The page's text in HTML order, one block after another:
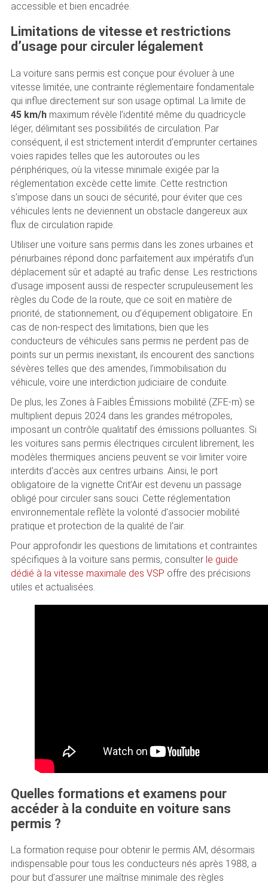
accessible et bien encadrée.
Limitations de vitesse et restrictions
d’usage pour circuler légalement
La voiture sans permis est conçue pour évoluer à une
vitesse limitée, une contrainte réglementaire fondamentale
qui influe directement sur son usage optimal. La limite de
45 km/hmaximum révèle l’identité même du quadricycle
léger, délimitant ses possibilités de circulation. Par
conséquent, il est strictement interdit d’emprunter certaines
voies rapides telles que les autoroutes ou les
périphériques, où la vitesse minimale exigée par la
réglementation excède cette limite. Cette restriction
s’impose dans un souci de sécurité, pour éviter que ces
véhicules lents ne deviennent un obstacle dangereux aux
flux de circulation rapide.
Utiliser une voiture sans permis dans les zones urbaines et
périurbaines répond donc parfaitement aux impératifs d’un
déplacement sûr et adapté au trafic dense. Les restrictions
d’usage imposent aussi de respecter scrupuleusement les
règles du Code de la route, que ce soit en matière de
priorité, de stationnement, ou d’équipement obligatoire. En
cas de non-respect des limitations, bien que les
conducteurs de véhicules sans permis ne perdent pas de
points sur un permis inexistant, ils encourent des sanctions
sévères telles que des amendes, l’immobilisation du
véhicule, voire une interdiction judiciaire de conduite.
De plus, les Zones à Faibles Émissions mobilité (ZFE-m) se
multiplient depuis 2024 dans les grandes métropoles,
imposant un contrôle qualitatif des émissions polluantes. Si
les voitures sans permis électriques circulent librement, les
modèles thermiques anciens peuvent se voir limiter voire
interdits d’accès aux centres urbains. Ainsi, le port
obligatoire de la vignette Crit’Air est devenu un passage
obligé pour circuler sans souci. Cette réglementation
environnementale reflète la volonté d’associer mobilité
pratique et protection de la qualité de l’air.
Pour approfondir les questions de limitations et contraintes
spécifiques à la voiture sans permis, consulter le guide
dédié à la vitesse maximale des VSP offre des précisions
utiles et actualisées.
Quelles formations et examens pour
accéder à la conduite en voiture sans
permis ?
La formation requise pour obtenir le permis AM, désormais
indispensable pour tous les conducteurs nés après 1988, a
pour but d’assurer une maîtrise minimale des règles